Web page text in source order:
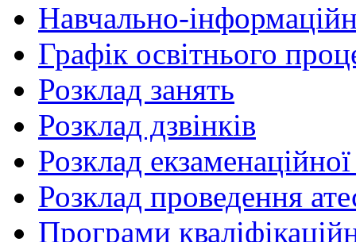
Навчально-
Графік освітнього
Розклад занять
Розклад дзвінків
Розклад екзаменаційної
Розклад проведення
Програми